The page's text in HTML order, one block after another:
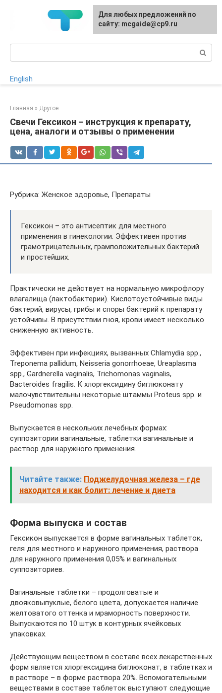
English
Главная » Другое
Свечи Гексикон – инструкция к препарату,
цена, аналоги и отзывы о применении
Рубрика: Женское здоровье, Препараты
Гексикон – это антисептик для местного
применения в гинекологии. Эффективен против
грамотрицательных, грамположительных бактерий
и простейших.
Практически не действует на нормальную микрофлору
влагалища (лактобактерии). Кислотоустойчивые виды
бактерий, вирусы, грибы и споры бактерий к препарату
устойчивы. В присутствии гноя, крови имеет несколько
сниженную активность.
Эффективен при инфекциях, вызванных Chlamydia spp.,
Treponema pallidum, Neisseria gonorrhoeae, Ureaplasma
spp., Gardnerella vaginalis, Trichomonas vaginalis,
Bacteroides fragilis. К хлоргексидину биглюконату
малочувствительны некоторые штаммы Proteus spp. и
Pseudomonas spp.
Выпускается в нескольких лечебных формах:
суппозитории вагинальные, таблетки вагинальные и
раствор для наружного применения.
Читайте также: Поджелудочная железа – где
находится и как болит: лечение и диета
Форма выпуска и состав
Гексикон выпускается в форме вагинальных таблеток,
геля для местного и наружного применения, раствора
для наружного применения 0,05% и вагинальных
суппозиториев.
Вагинальные таблетки – продолговатые и
двояковыпуклые, белого цвета, допускается наличие
желтоватого оттенка и мраморность поверхности.
Выпускаются по 10 штук в контурных ячейковых
упаковках.
Действующим веществом в составе всех лекарственных
форм является хлоргексидина биглюконат, в таблетках и
в растворе – в форме раствора 20%. Вспомогательными
веществами в составе таблеток выступают следующие
Для любых предложений по
сайту: mcgaide@cp9.ru